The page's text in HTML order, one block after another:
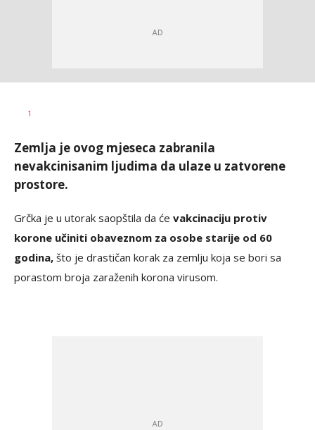
AUTOR
1
Zemlja je ovog mjeseca zabranila
nevakcinisanim ljudima da ulaze u zatvorene
prostore.
Grčka je u utorak saopštila da će vakcinaciju protiv
korone učiniti obaveznom za osobe starije od 60
godina, što je drastičan korak za zemlju koja se bori sa
porastom broja zaraženih korona virusom.